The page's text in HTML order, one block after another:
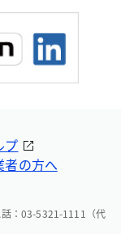
プ
者の方へ
：03-5321-1111（代